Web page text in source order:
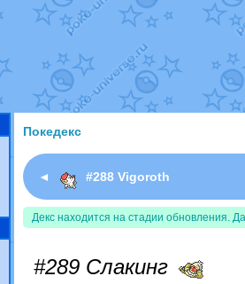
Недовольный котомангуст
от
The Dark Wishmakerот Randomon в
в
ilovearceus
Raging Boltот GraceDaFox
в
Shadow mismagius от
в
художник
от vicavica в фанарте.
Покедекс
◄ #288 Vigoroth
Декс находится на стадии обновления.
#289 Слакинг